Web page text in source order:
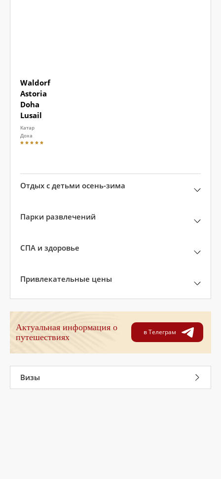
Waldorf
Astoria
Doha
Lusail
Катар
Доха
Отдых с детьми осень-зима
Парки развлечений
СПА и здоровье
Привлекательные цены
Актуальная информация о
путешествиях
в Телеграм
Визы